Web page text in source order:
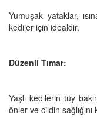
Yumuşak yataklar,
kediler için idealdir.
Düzenli Tımar:
Yaşlı kedilerin tüy
önler ve cildin sağlığını